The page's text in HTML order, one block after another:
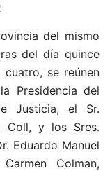
del mismo
del día quince
se reúnen
Presidencia del
Justicia, el Sr.
Coll, y los Sres.
Eduardo Manuel
Colman,